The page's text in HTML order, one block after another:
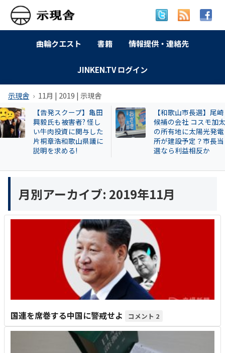
曲輪クエスト 書籍 情報提供・連絡先
JINKEN.TV ログイン
示現舎 11月 | 2019 | 示現舎
【和歌山市長選】尾崎
候補の会社 コスモ加太
の所有地に太陽光発電
所が建設予定？市長当
選なら利益相反か
【和歌山自民】世
成氏が復党で 保守
の和歌山市長選に
響 ！世耕派・尾崎
県議が有力候補へ
月別アーカイブ: 2019年11月
国連を席巻する中国に警戒せよ 2